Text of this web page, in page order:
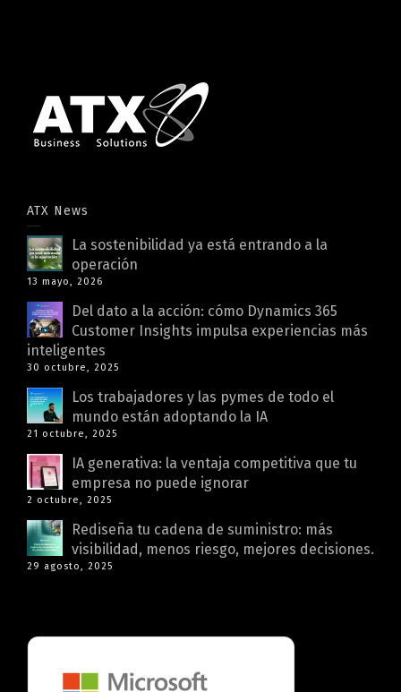
ATX News
La sostenibilidad ya está entrando a la
operación
13 mayo, 2026
Del dato a la acción: cómo Dynamics 365
Customer Insights impulsa experiencias más
inteligentes
30 octubre, 2025
Los trabajadores y las pymes de todo el
mundo están adoptando la IA
21 octubre, 2025
IA generativa: la ventaja competitiva que tu
empresa no puede ignorar
2 octubre, 2025
Rediseña tu cadena de suministro: más
visibilidad, menos riesgo, mejores decisiones.
29 agosto, 2025